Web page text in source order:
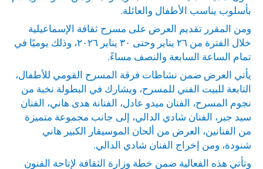
بأسلوب يناسب الأطفال والعائلة.
ومن المقرر تقديم العرض على مسرح ثقافة الإسماعيلية
خلال الفترة من ٢٦ يناير وحتى ٣٠ يناير ٢٠٢٦، وذلك يوميًا في
تمام الساعة السابعة والنصف مساءً.
يأتي العرض ضمن نشاطات فرقة المسرح القومي للأطفال،
التابعة للبيت الفني للمسرح، ويشارك في البطولة نخبة من
نجوم المسرح، الفنان ميدو عادل، الفنانة هدى هاني، الفنان
سيد جبر، الفنان شادي الدالي، إلى جانب مجموعة متميزة
من الفنانين، العرض من ألحان الموسيقار الكبير هاني
شنودة، ومن إخراج الفنان شادي الدالي.
وتأتي هذه الفعالية ضمن خطة وزارة الثقافة لإتاحة الفنون